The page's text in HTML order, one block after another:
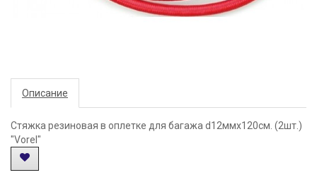
Описание
Стяжка резиновая в оплетке для багажа d12ммх120см. (2шт.)
"Vorel"